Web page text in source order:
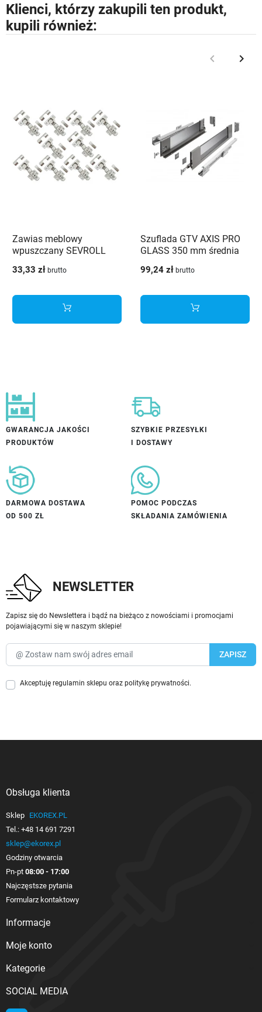
Klienci, którzy zakupili ten produkt,
kupili również:
Poprzedni
keyboard_arrow_left keyboard_arrow_right
Zawias meblowy
wpuszczany SEVROLL
na 4 otwory - 10 szt.
33,33 zł brutto
Szuflada GTV AXIS PRO
GLASS 350 mm średnia
domyk antracyt
99,24 zł brutto
GWARANCJA JAKOŚCI
PRODUKTÓW
SZYBKIE PRZESYŁKI
I DOSTAWY
DARMOWA DOSTAWA
OD 500 ZŁ
POMOC PODCZAS
SKŁADANIA ZAMÓWIENIA
NEWSLETTER
Zapisz się do Newslettera i bądź na bieżąco z nowościami i promocjami
pojawiającymi się w naszym sklepie!
Akceptuję regulamin sklepu oraz politykę prywatności.
Obsługa klienta
Sklep EKOREX.PL
Tel.: +48 14 691 7291
sklep@ekorex.pl
Godziny otwarcia
Pn-pt 08:00 - 17:00
Najczęstsze pytania
Formularz kontaktowy
Informacje
Moje konto
Kategorie
SOCIAL MEDIA